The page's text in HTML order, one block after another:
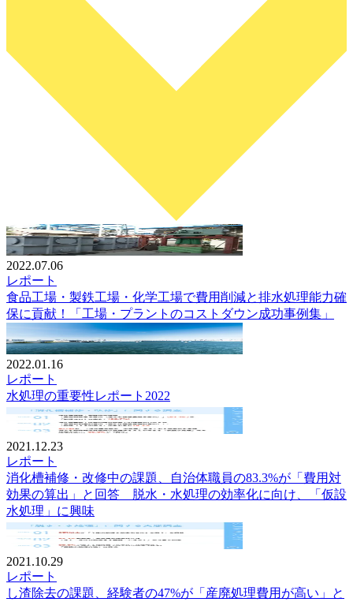
2022.07.06
レポート
食品工場・製鉄工場・化学工場で費用削減と排水処理能力確
保に貢献！「工場・プラントのコストダウン成功事例集」
2022.01.16
レポート
水処理の重要性レポート2022
2021.12.23
レポート
消化槽補修・改修中の課題、自治体職員の83.3%が「費用対
効果の算出」と回答 脱水・水処理の効率化に向け、「仮設
水処理」に興味
2021.10.29
レポート
し渣除去の課題、経験者の47%が「産廃処理費用が高い」と